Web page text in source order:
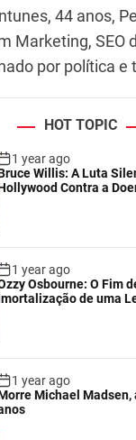
44 anos,
Marketing, SEO
por política e
HOT TOPIC
1 year ago
Willis: A Luta
Contra a
1 year ago
Osbourne: O Fim
de uma
1 year ago
Michael Madsen,